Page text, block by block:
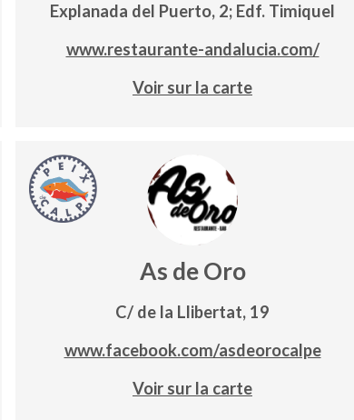
Explanada del Puerto, 2; Edf. Timiquel
www.restaurante-andalucia.com/
Voir sur la carte
As de Oro
C/ de la Llibertat, 19
www.facebook.com/asdeorocalpe
Voir sur la carte